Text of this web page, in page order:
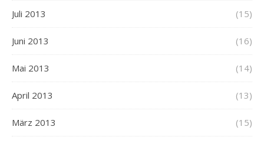
Juli 2013 (15)
Juni 2013 (16)
Mai 2013 (14)
April 2013 (13)
März 2013 (15)